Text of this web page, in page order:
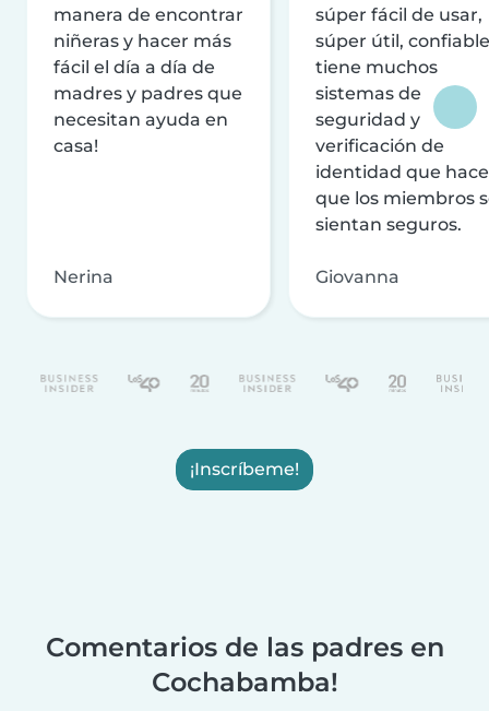
manera de encontrar
niñeras y hacer más
fácil el día a día de
madres y padres que
necesitan ayuda en
casa!
Nerina
súper fácil de usar,
súper útil,
tiene muchos
sistemas de
seguridad y
verificación de
identidad que
que los miembros
sientan seguros.
Giovanna
¡Inscríbeme!
Comentarios de las padres en
Cochabamba!